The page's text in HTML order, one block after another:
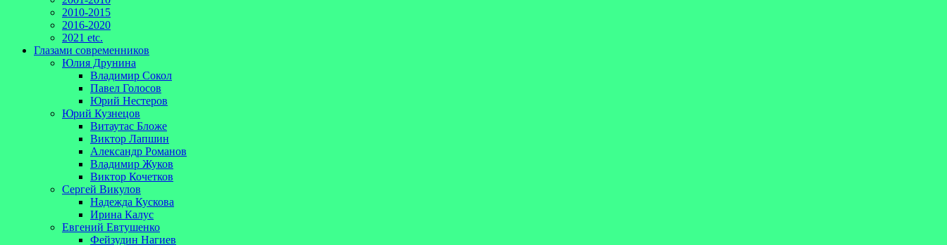
2010-2015
2016-2020
2021 etc.
Глазами современников
Юлия Друнина
Владимир Сокол
Павел Голосов
Юрий Нестеров
Юрий Кузнецов
Витаутас Бложе
Виктор Лапшин
Александр Романов
Владимир Жуков
Виктор Кочетков
Сергей Викулов
Надежда Кускова
Ирина Калус
Евгений Евтушенко
Фейзудин Нагиев